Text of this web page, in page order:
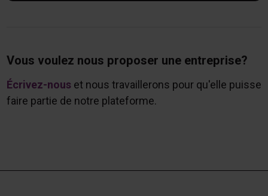
Vous voulez nous proposer une entreprise?
Écrivez-nouset nous travaillerons pour qu'elle puisse
faire partie de notre plateforme.